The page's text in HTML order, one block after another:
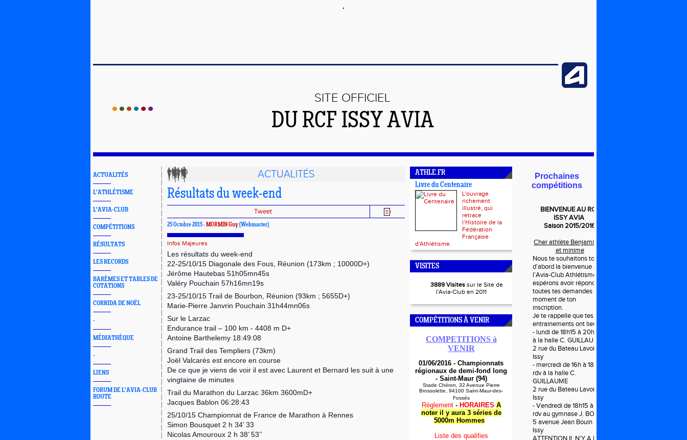
SITE OFFICIEL
DU RCF ISSY AVIA
ACTUALITÉS
L'ATHLÉTISME
L'AVIA-CLUB
COMPÉTITIONS
RÉSULTATS
LES RECORDS
BARÈMES ET TABLES DE
COTATIONS
CORRIDA DE NOËL
-
MÉDIATHÈQUE
-
LIENS
FORUM DE L'AVIA-CLUB
ROUTE
ACTUALITÉS
Résultats du week-end
Tweet
25 Octobre 2015 -MORMIN Guy(Webmaster)
Infos Majeures
Les résultats du week-end
22-25/10/15 Diagonale des Fous, Réunion (173km ; 10000D+)
Jérôme Hautebas 51h05mn45s
Valéry Pouchain 57h16mn19s
23-25/10/15 Trail de Bourbon, Réunion (93km ; 5655D+)
Marie-Pierre Janvrin Pouchain 31h44mn06s
Sur le Larzac
Endurance trail – 100 km - 4408 m D+
Antoine Barthelemy 18:49:08
Grand Trail des Templiers (73km)
Joël Valcarès est encore en course
De ce que je viens de voir il est avec Laurent et Bernard les suit à une
vingtaine de minutes
Trail du Marathon du Larzac 36km 3600mD+
Jacques Bablon 06:28:43
25/10/15 Championnat de France de Marathon à Rennes
Simon Bousquet 2 h 34’ 33
Nicolas Amouroux 2 h 38’ 53’’
ATHLE.FR
Livre du Centenaire
L'ouvrage
richement
illustré, qui
retrace
l’Histoire de la
Fédération
Française
d'Athlétisme.
VISITES
3889 Visitessur le Site de
l'Avia-Club en 2011
COMPÉTITIONS À VENIR
COMPETITIONS à
VENIR
01/06/2016 - Championnats
régionaux de demi-fond long
- Saint-Maur (94)
Stade Chéron, 32 Avenue Pierre
Brossolette, 94100 Saint-Maur-des-
Fossés
Règlement - HORAIRES A
noter il y aura 3 séries de
5000m Hommes
Liste des qualifies
Prochaines
compétitions
BIENVENUEAU RCF
ISSY AVIA
Saison 2015/2016
Cher athlète Benjamin (e)
et minime
Nous te souhaitons tout
d’abord la bienvenue à
l’Avia-Club Athlétisme et
espérons avoir répondu à
toutes tes demandes au
moment de ton
inscription.
Je te rappelle que tes
entrainements ont lieu le :
- lundi de 18h15 à 20h rdv
à la halle C. GUILLAUME
2 rue du Bateau Lavoir à
Issy
- mercredi de 16h à 18h
rdv à la halle C.
GUILLAUME
2 rue du Bateau Lavoir à
Issy
- Vendredi de 18h15 à 20h
rdv au gymnase J. BOUIN
5 avenue Jean Bouin à
Issy